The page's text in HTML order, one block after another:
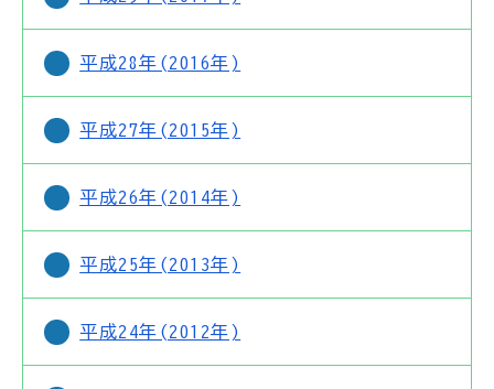
平成28年(2016年)
平成27年(2015年)
平成26年(2014年)
平成25年(2013年)
平成24年(2012年)